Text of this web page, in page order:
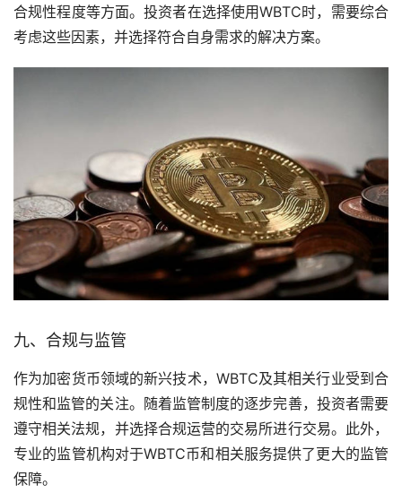
合规性程度等方面。投资者在选择使用WBTC时，需要综合
考虑这些因素，并选择符合自身需求的解决方案。
九、合规与监管
作为加密货币领域的新兴技术，WBTC及其相关行业受到合
规性和监管的关注。随着监管制度的逐步完善，投资者需要
遵守相关法规，并选择合规运营的交易所进行交易。此外，
专业的监管机构对于WBTC币和相关服务提供了更大的监管
保障。